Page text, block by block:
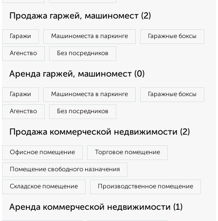
Продажа гаржей, машиномест (2)
Гаражи Машиноместа в паркинге Гаражные боксы
Агенство Без посредников
Аренда гаржей, машиномест (0)
Гаражи Машиноместа в паркинге Гаражные боксы
Агенство Без посредников
Продажа коммерческой недвижимости (2)
Офисное помещение Торговое помещение
Помещение свободного назначения
Складское помещение Производственное помещение
Аренда коммерческой недвижимости (1)